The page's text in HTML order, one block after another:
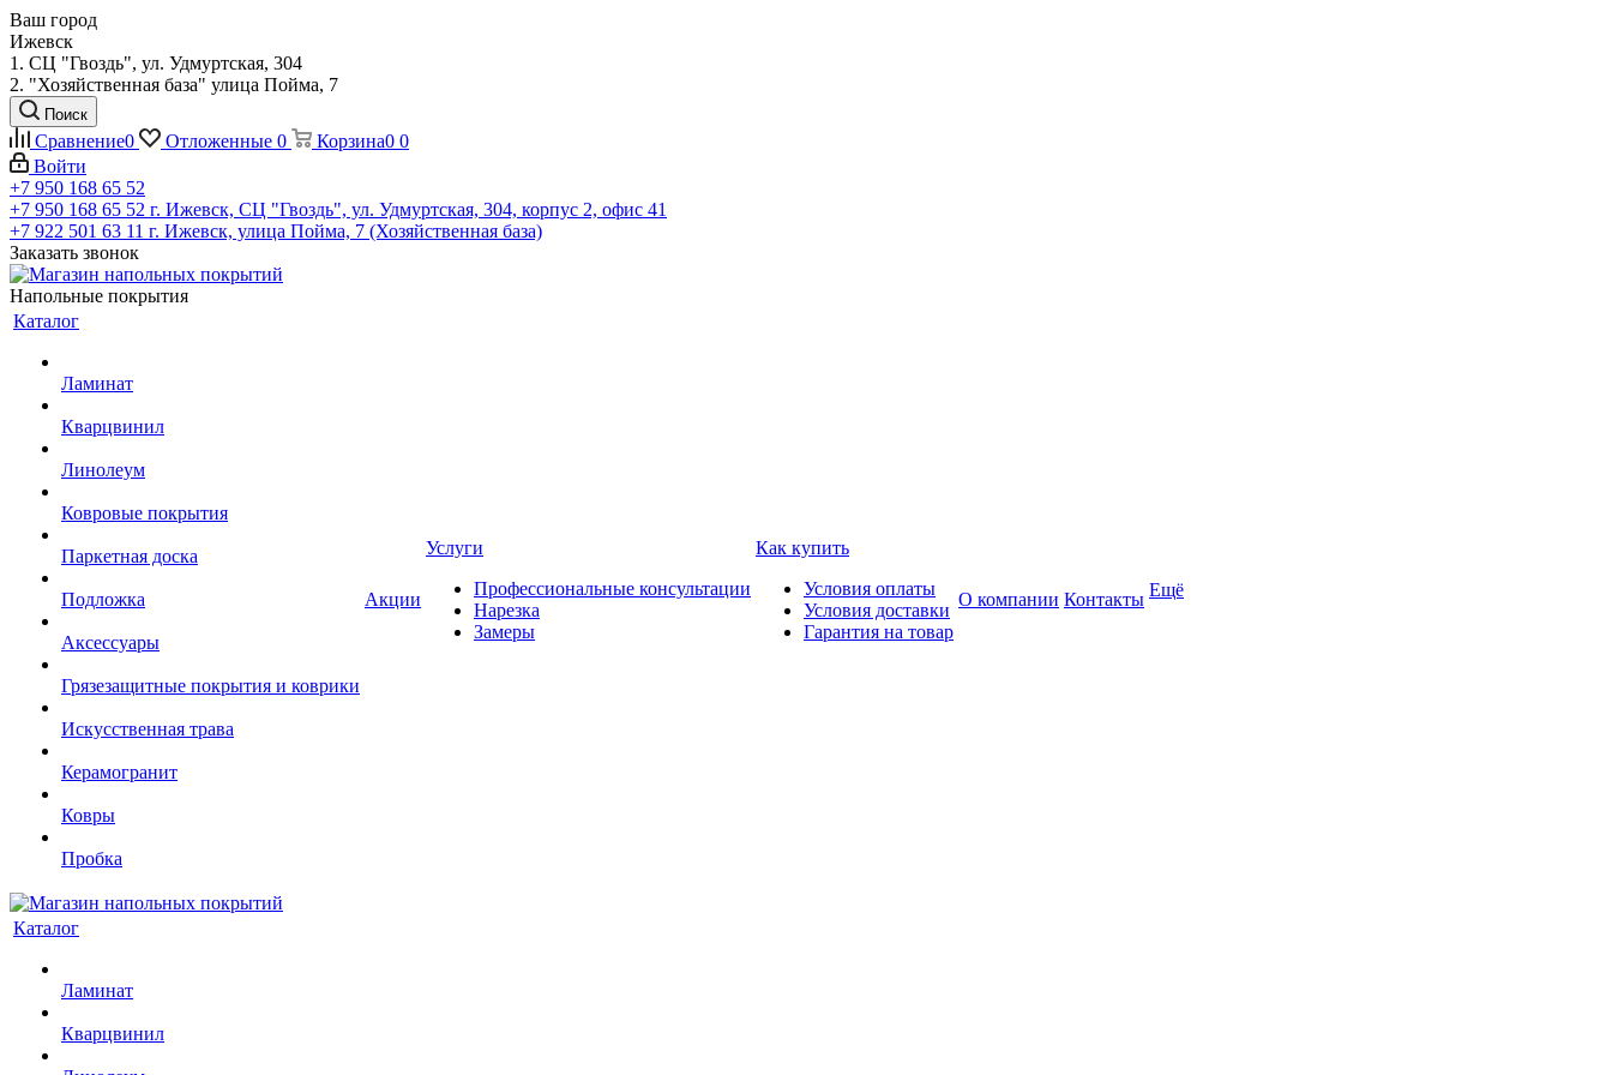
Ваш город
Ижевск
1. СЦ "Гвоздь", ул. Удмуртская, 304
2. "Хозяйственная база" улица Пойма, 7
Поиск
Сравнение0 Отложенные 0 Корзина0 0
Войти
+7 950 168 65 52
+7 950 168 65 52 г. Ижевск, СЦ "Гвоздь", ул. Удмуртская, 304, корпус 2, офис 41
+7 922 501 63 11 г. Ижевск, улица Пойма, 7 (Хозяйственная база)
Заказать звонок
Напольные покрытия
Каталог
Ламинат
Кварцвинил
Линолеум
Ковровые покрытия
Паркетная доска
Подложка
Аксессуары
Грязезащитные покрытия и коврики
Искусственная трава
Керамогранит
Ковры
Пробка
Акции
Услуги
Профессиональные консультации
Нарезка
Замеры
Как купить
Условия оплаты
Условия доставки
Гарантия на товар
О компании Контакты Ещё
Каталог
Ламинат
Кварцвинил